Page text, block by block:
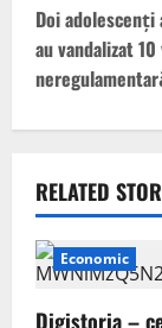
t
n
a
v
i
g
Doi
au vandalizat
RELATED
Economic
Digistoria –